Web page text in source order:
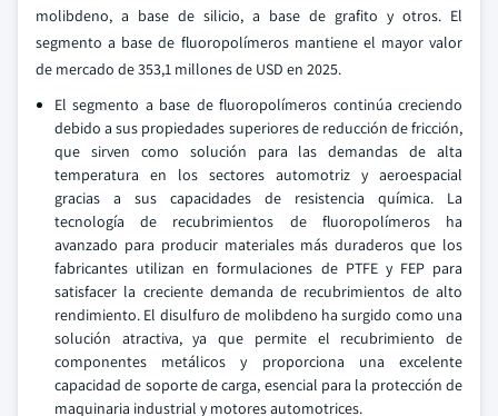
molibdeno, a base de silicio, a base de grafito y otros. El
segmento a base de fluoropolímeros mantiene el mayor valor
de mercado de 353,1 millones de USD en 2025.
El segmento a base de fluoropolímeros continúa creciendo
debido a sus propiedades superiores de reducción de fricción,
que sirven como solución para las demandas de alta
temperatura en los sectores automotriz y aeroespacial
gracias a sus capacidades de resistencia química. La
tecnología de recubrimientos de fluoropolímeros ha
avanzado para producir materiales más duraderos que los
fabricantes utilizan en formulaciones de PTFE y FEP para
satisfacer la creciente demanda de recubrimientos de alto
rendimiento. El disulfuro de molibdeno ha surgido como una
solución atractiva, ya que permite el recubrimiento de
componentes metálicos y proporciona una excelente
capacidad de soporte de carga, esencial para la protección de
maquinaria industrial y motores automotrices.